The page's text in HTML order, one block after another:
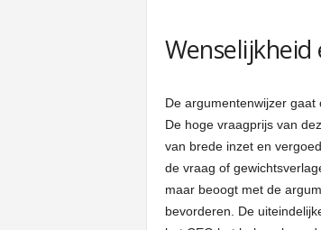
De argumentenwijzer gaat
De hoge vraagprijs van
van brede inzet en
de vraag of
maar beoogt met de
bevorderen. De